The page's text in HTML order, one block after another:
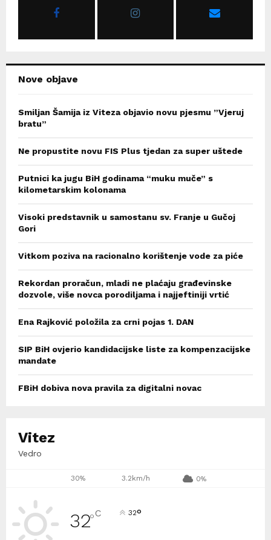
Nove objave
Smiljan Šamija iz Viteza objavio novu pjesmu ”Vjeruj
bratu”
Ne propustite novu FIS Plus tjedan za super uštede
Putnici ka jugu BiH godinama “muku muče” s
kilometarskim kolonama
Visoki predstavnik u samostanu sv. Franje u Gučoj
Gori
Vitkom poziva na racionalno korištenje vode za piće
Rekordan proračun, mladi ne plaćaju građevinske
dozvole, više novca porodiljama i najjeftiniji vrtić
Ena Rajković položila za crni pojas 1. DAN
SIP BiH ovjerio kandidacijske liste za kompenzacijske
mandate
FBiH dobiva nova pravila za digitalni novac
Vitez
Vedro
30% 3.2km/h 0%
32°C 32°